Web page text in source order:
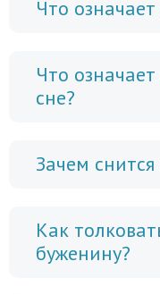
Что
Что
сне?
Зачем
Как
буженину?